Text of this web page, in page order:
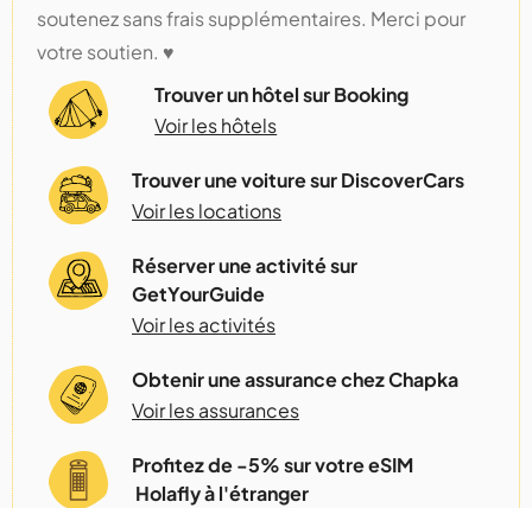
soutenez sans frais supplémentaires. Merci pour
votre soutien. ♥️
Trouver un hôtel sur Booking
Voir les hôtels
Trouver une voiture sur DiscoverCars
Voir les locations
Réserver une activité sur
GetYourGuide
Voir les activités
Obtenir une assurance chez Chapka
Voir les assurances
Profitez de -5% sur votre eSIM
Holafly à l'étranger